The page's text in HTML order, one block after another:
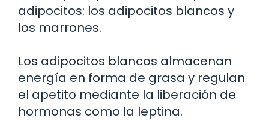
adipocitos: los adipocitos blancos y
los marrones.
Los adipocitos blancos almacenan
energía en forma de grasa y regulan
el apetito mediante la liberación de
hormonas como la leptina.